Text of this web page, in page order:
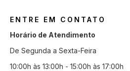
ENTRE EM CONTATO
Horário de Atendimento
De Segunda a Sexta-Feira
10:00h às 13:00h - 15:00h às 17:00h